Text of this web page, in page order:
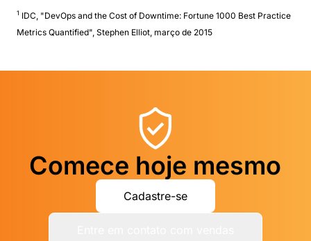
1 IDC, "DevOps and the Cost of Downtime: Fortune 1000 Best Practice
Metrics Quantified", Stephen Elliot, março de 2015
Comece hoje mesmo
Cadastre-se